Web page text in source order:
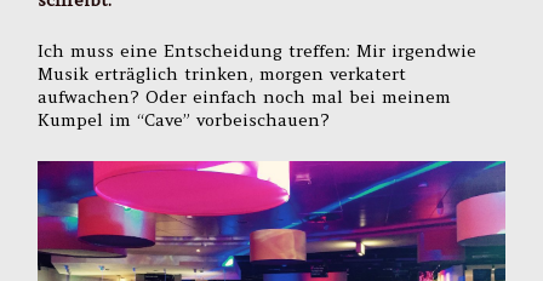
Ich muss eine Entscheidung treffen: Mir irgendwie
Musik erträglich trinken, morgen verkatert
aufwachen? Oder einfach noch mal bei meinem
Kumpel im “Cave” vorbeischauen?